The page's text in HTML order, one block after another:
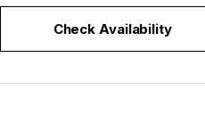
Check Availability